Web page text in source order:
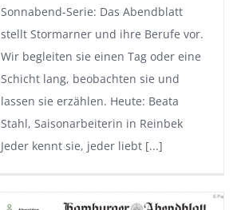
Sonnabend-Serie: Das Abendblatt
stellt Stormarner und ihre Berufe vor.
Wir begleiten sie einen Tag oder eine
Schicht lang, beobachten sie und
lassen sie erzählen. Heute: Beata
Stahl, Saisonarbeiterin in Reinbek
Jeder kennt sie, jeder liebt [...]